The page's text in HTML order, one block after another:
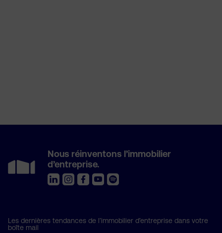
Nous réinventons l’immobilier
d’entreprise.
Les dernières tendances de l’immobilier d’entreprise dans votre
boîte mail